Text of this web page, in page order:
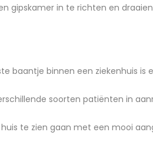
gipskamer in te richten en
baantje binnen een ziekenhuis is
soorten patiënten in
te zien gaan met een mooi